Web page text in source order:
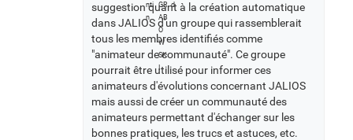
suggestion quant à la création automatique
dans JALIOS d'un groupe qui rassemblerait
tous les membres identifiés comme
"animateur de communauté". Ce groupe
pourrait être utilisé pour informer ces
animateurs d'évolutions concernant JALIOS
mais aussi de créer un communauté des
animateurs permettant d'échanger sur les
bonnes pratiques, les trucs et astuces, etc.